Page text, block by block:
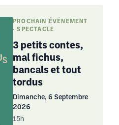
PROCHAIN ÉVÉNEMENT
· SPECTACLE
3 petits contes,
mal fichus,
bancals et tout
tordus
Dimanche, 6 Septembre
2026
15h